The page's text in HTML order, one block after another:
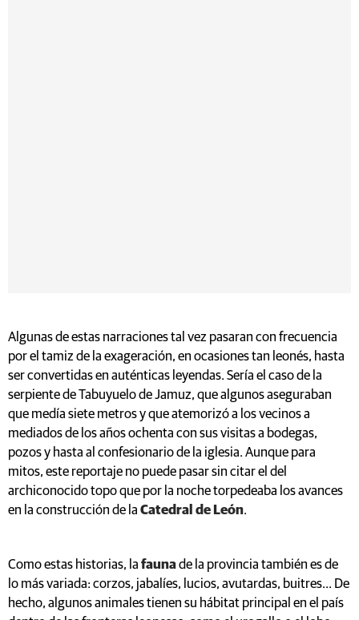
Algunas de estas narraciones tal vez pasaran con frecuencia
por el tamiz de la exageración, en ocasiones tan leonés, hasta
ser convertidas en auténticas leyendas. Sería el caso de la
serpiente de Tabuyuelo de Jamuz, que algunos aseguraban
que medía siete metros y que atemorizó a los vecinos a
mediados de los años ochenta con sus visitas a bodegas,
pozos y hasta al confesionario de la iglesia. Aunque para
mitos, este reportaje no puede pasar sin citar el del
archiconocido topo que por la noche torpedeaba los avances
en la construcción de la Catedral de León.
Como estas historias, la faunade la provincia también es de
lo más variada: corzos, jabalíes, lucios, avutardas, buitres... De
hecho, algunos animales tienen su hábitat principal en el país